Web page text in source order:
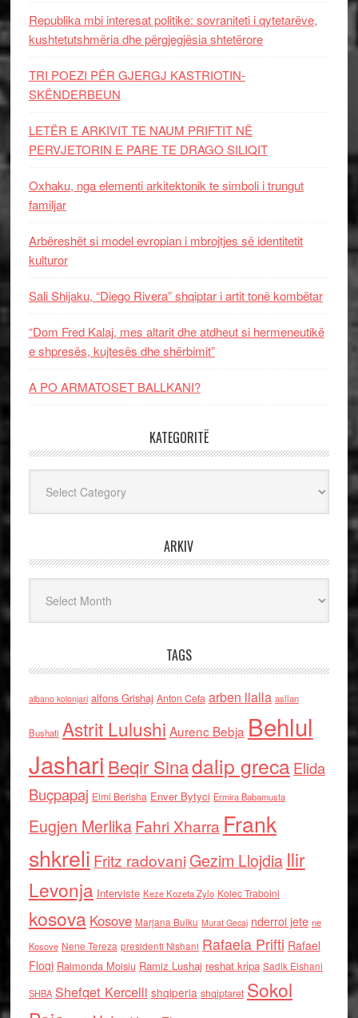
Republika mbi interesat politike: sovraniteti i qytetarëve,
kushtetutshmëria dhe përgjegjësia shtetërore
TRI POEZI PËR GJERGJ KASTRIOTIN-
SKËNDERBEUN
LETËR E ARKIVIT TE NAUM PRIFTIT NË
PERVJETORIN E PARE TE DRAGO SILIQIT
Oxhaku, nga elementi arkitektonik te simboli i trungut
familjar
Arbëreshët si model evropian i mbrojtjes së identitetit
kulturor
Sali Shijaku, “Diego Rivera” shqiptar i artit tonë kombëtar
“Dom Fred Kalaj, mes altarit dhe atdheut si hermeneutikë
e shpresës, kujtesës dhe shërbimit”
A PO ARMATOSET BALLKANI?
KATEGORITË
ARKIV
TAGS
albano kolonjari alfons Grishaj Anton Cefa arben llalla asllan
Bushati Astrit Lulushi Aurenc Bebja Behlul
Jashari Beqir Sinadalip grecaElida
Buçpapaj Elmi Berisha Enver Bytyci Ermira Babamusta
Eugjen MerlikaFahri Xharra Frank
shkreli Fritz radovaniGezim Llojdia Ilir
Levonja Interviste Keze Kozeta Zylo Kolec Traboini
kosova Kosove Marjana Bulku Murat Gecaj nderroi jete ne
Kosove Nene Tereza presidenti Nishani Rafaela Prifti Rafael
Floqi Raimonda Moisiu Ramiz Lushaj reshat kripa Sadik Elshani
SHBA Shefqet Kercelli shqiperia shqiptaret Sokol